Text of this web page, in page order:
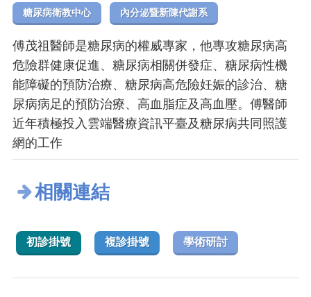
糖尿病衛教中心 內分泌暨新陳代謝系
傅茂祖醫師是糖尿病的權威專家，他專攻糖尿病高
危險群健康促進、糖尿病相關併發症、糖尿病性機
能障礙的預防治療、糖尿病高危險妊娠的診治、糖
尿病病足的預防治療、高血脂症及高血壓。傅醫師
近年積極投入雲端醫療資訊平臺及糖尿病共同照護
網的工作
相關連結
初診掛號 複診掛號 學術研討